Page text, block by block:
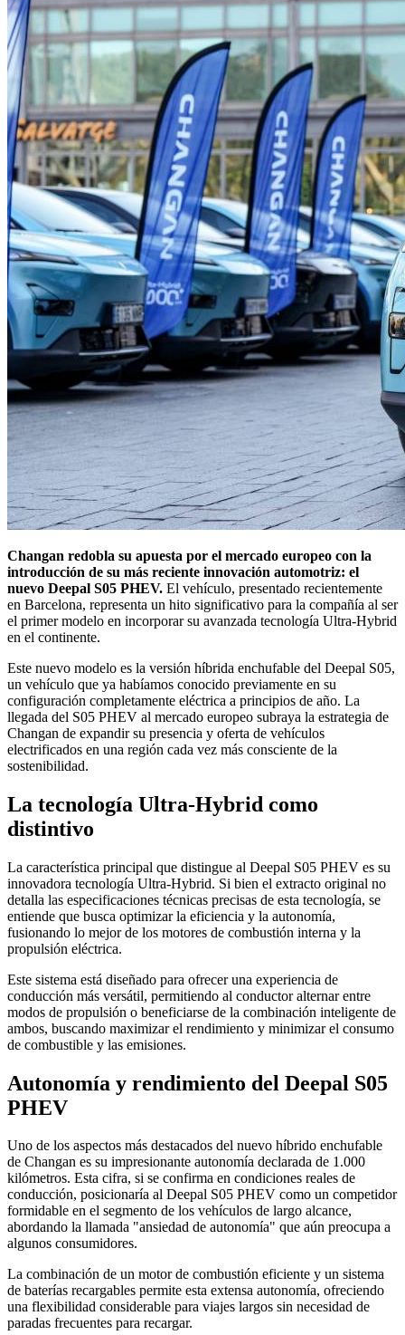
Changan redobla su apuesta por el mercado europeo con la
introducción de su más reciente innovación automotriz: el
nuevo Deepal S05 PHEV. El vehículo, presentado recientemente
en Barcelona, representa un hito significativo para la compañía al ser
el primer modelo en incorporar su avanzada tecnología Ultra-Hybrid
en el continente.
Este nuevo modelo es la versión híbrida enchufable del Deepal S05,
un vehículo que ya habíamos conocido previamente en su
configuración completamente eléctrica a principios de año. La
llegada del S05 PHEV al mercado europeo subraya la estrategia de
Changan de expandir su presencia y oferta de vehículos
electrificados en una región cada vez más consciente de la
sostenibilidad.
La tecnología Ultra-Hybrid como
distintivo
La característica principal que distingue al Deepal S05 PHEV es su
innovadora tecnología Ultra-Hybrid. Si bien el extracto original no
detalla las especificaciones técnicas precisas de esta tecnología, se
entiende que busca optimizar la eficiencia y la autonomía,
fusionando lo mejor de los motores de combustión interna y la
propulsión eléctrica.
Este sistema está diseñado para ofrecer una experiencia de
conducción más versátil, permitiendo al conductor alternar entre
modos de propulsión o beneficiarse de la combinación inteligente de
ambos, buscando maximizar el rendimiento y minimizar el consumo
de combustible y las emisiones.
Autonomía y rendimiento del Deepal S05
PHEV
Uno de los aspectos más destacados del nuevo híbrido enchufable
de Changan es su impresionante autonomía declarada de 1.000
kilómetros. Esta cifra, si se confirma en condiciones reales de
conducción, posicionaría al Deepal S05 PHEV como un competidor
formidable en el segmento de los vehículos de largo alcance,
abordando la llamada "ansiedad de autonomía" que aún preocupa a
algunos consumidores.
La combinación de un motor de combustión eficiente y un sistema
de baterías recargables permite esta extensa autonomía, ofreciendo
una flexibilidad considerable para viajes largos sin necesidad de
paradas frecuentes para recargar.